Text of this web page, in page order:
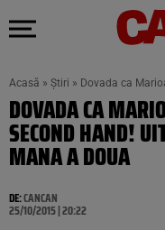
Acasă » Știri » Dovada ca
DOVADA CA
SECOND HAND!
MANA A DOUA
DE:CANCAN
25/10/2015 | 20:22